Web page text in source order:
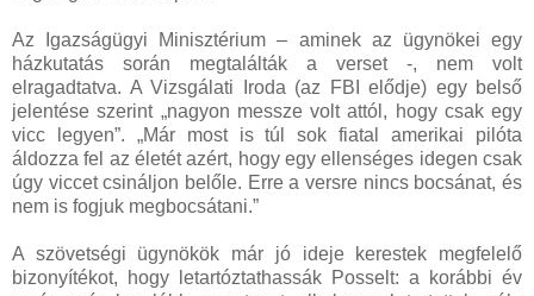
Az Igazságügyi Minisztérium – aminek az ügynökei egy
házkutatás során megtalálták a verset -, nem volt
elragadtatva. A Vizsgálati Iroda (az FBI elődje) egy belső
jelentése szerint „nagyon messze volt attól, hogy csak egy
vicc legyen”. „Már most is túl sok fiatal amerikai pilóta
áldozza fel az életét azért, hogy egy ellenséges idegen csak
úgy viccet csináljon belőle. Erre a versre nincs bocsánat, és
nem is fogjuk megbocsátani.”
A szövetségi ügynökök már jó ideje kerestek megfelelő
bizonyítékot, hogy letartóztathassák Posselt: a korábbi év